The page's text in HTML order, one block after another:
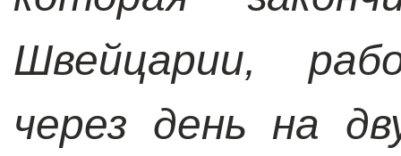
Швейцарии,
через день на